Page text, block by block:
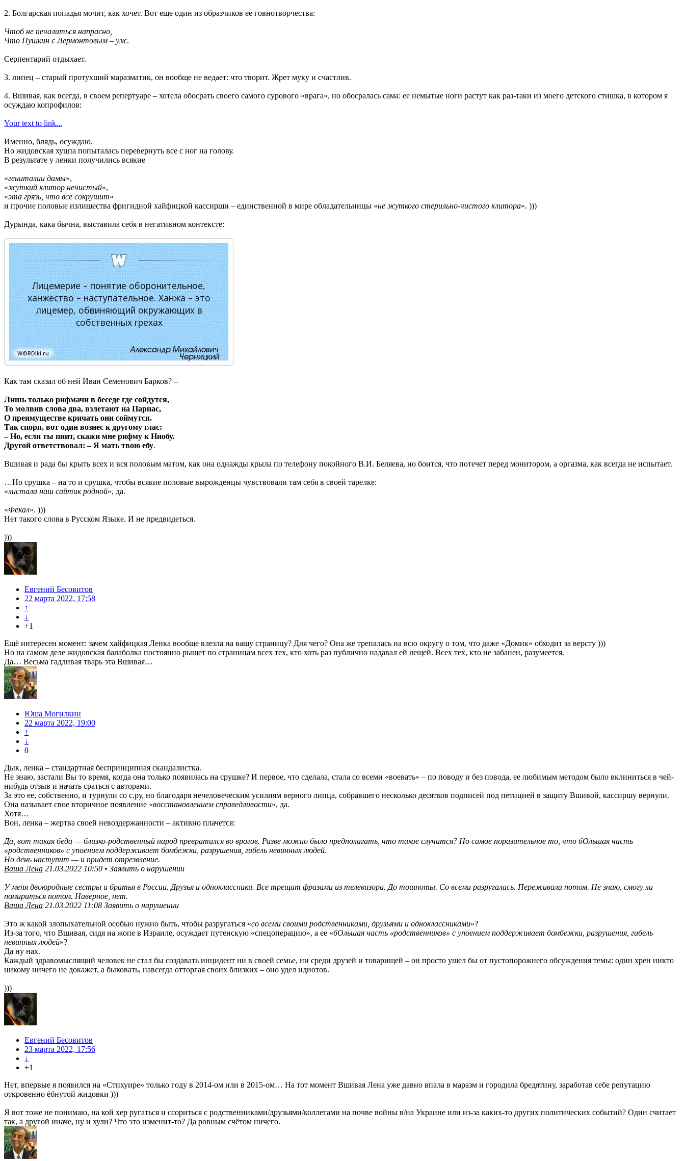
2. Болгарская попадья мочит, как хочет. Вот еще один из образчиков ее говнотворчества:
Чтоб не печалиться напрасно,
Что Пушкин с Лермонтовым – уж.
Серпентарий отдыхает.
3. липец – старый протухший маразматик, он вообще не ведает: что творит. Жрет муку и счастлив.
4. Вшивая, как всегда, в своем репертуаре – хотела обосрать своего самого сурового «врага», но обосралась сама: ее немытые ноги растут как раз-таки из моего детского стишка, в котором я
осуждаю копрофилов:
Your text to link...
Именно, блядь, осуждаю.
Но жидовская хуцпа попыталась перевернуть все с ног на голову.
В результате у ленки получились всякие
«гениталии дамы»,
«жуткий клитор нечистый»,
«эта грязь, что все сокрушит»
и прочие половые излишества фригидной хайфицкой кассирши – единственной в мире обладательницы «не жуткого стерильно-чистого клитора». )))
Дурында, кака бычна, выставила себя в негативном контексте:
Как там сказал об ней Иван Семенович Барков? –
Лишь только рифмачи в беседе где сойдутся,
То молвив слова два, взлетают на Парнас,
О преимуществе кричать они соймутся.
Так споря, вот один вознес к другому глас:
– Но, если ты пиит, скажи мне рифму к Ниобу.
Другой ответствовал: – Я мать твою ебу.
Вшивая и рада бы крыть всех и вся половым матом, как она однажды крыла по телефону покойного В.И. Беляева, но боится, что потечет перед монитором, а оргазма, как всегда не испытает.
…Но срушка – на то и срушка, чтобы всякие половые вырожденцы чувствовали там себя в своей тарелке:
«листала наш сайтик родной», да.
«Фекал». )))
Нет такого слова в Русском Языке. И не предвидеться.
)))
Евгений Бесовитов
22 марта 2022, 17:58
↑
↓
+1
Ещё интересен момент: зачем хайфицкая Ленка вообще влезла на вашу страницу? Для чего? Она же трепалась на всю округу о том, что даже «Домик» обходит за версту )))
Но на самом деле жидовская балаболка постоянно рыщет по страницам всех тех, кто хоть раз публично надавал ей лещей. Всех тех, кто не забанен, разумеется.
Да… Весьма гадливая тварь эта Вшивая…
Юша Могилкин
22 марта 2022, 19:00
↑
↓
0
Дык, ленка – стандартная беспринципная скандалистка.
Не знаю, застали Вы то время, когда она только появилась на срушке? И первое, что сделала, стала со всеми «воевать» – по поводу и без повода, ее любимым методом было вклиниться в чей-
нибудь отзыв и начать сраться с авторами.
За это ее, собственно, и турнули со с.ру, но благодаря нечеловеческим усилиям верного липца, собравшего несколько десятков подписей под петицией в защиту Вшивой, кассиршу вернули.
Она называет свое вторичное появление «восстановлением справедливости», да.
Хотя…
Вон, ленка – жертва своей невоздержанности – активно плачется:
Да, вот такая беда — близко-родственный народ превратился во врагов. Разве можно было предполагать, что такое случится? Но самое поразительное то, что бОльшая часть
«родственников» с упоением поддерживает бомбежки, разрушения, гибель невинных людей.
Но день наступит — и придет отрезвление.
Ваша Лена 21.03.2022 10:50 • Заявить о нарушении
У меня двоюродные сестры и братья в России. Друзья и одноклассники. Все трещат фразами из телевизора. До тошноты. Со всеми разругалась. Переживала потом. Не знаю, смогу ли
помириться потом. Наверное, нет.
Ваша Лена 21.03.2022 11:08 Заявить о нарушении
Это ж какой злопыхательной особью нужно быть, чтобы разругаться «со всеми своими родственниками, друзьями и одноклассниками»?
Из-за того, что Вшивая, сидя на жопе в Израиле, осуждает путенскую «спецоперацию», а ее «бОльшая часть «родственников» с упоением поддерживает бомбежки, разрушения, гибель
невинных людей»?
Да ну нах.
Каждый здравомыслящий человек не стал бы создавать инцидент ни в своей семье, ни среди друзей и товарищей – он просто ушел бы от пустопорожнего обсуждения темы: один хрен никто
никому ничего не докажет, а быковать, навсегда отторгая своих близких – оно удел идиотов.
)))
Евгений Бесовитов
23 марта 2022, 17:56
↓
+1
Нет, впервые я появился на «Стихуире» только году в 2014-ом или в 2015-ом… На тот момент Вшивая Лена уже давно впала в маразм и городила бредятину, заработав себе репутацию
откровенно ёбнутой жидовки )))
Я вот тоже не понимаю, на кой хер ругаться и ссориться с родственниками/друзьями/коллегами на почве войны в/на Украине или из-за каких-то других политических событий? Один считает
так, а другой иначе, ну и хули? Что это изменит-то? Да ровным счётом ничего.